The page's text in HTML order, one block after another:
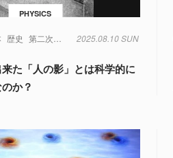
PHYSICS
歴史 第二次世界大戦 2025.08.10 SUN
た「人の影」とは科学的に
か？